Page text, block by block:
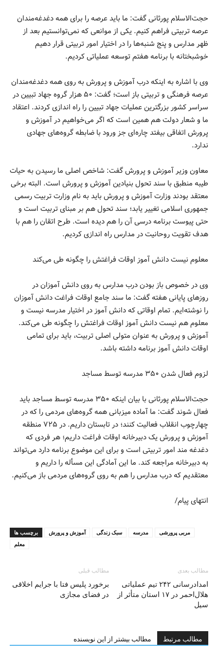
حجت‌الاسلام پورثانی گفت: ما باید عرصه را برای همه دغدغه‌مندان
عرصه تربیتی فراهم کنیم. یکی از موانعی که نمی‌توانستیم بعد از
ظهر مدارس و پنج شنبه‌ها را در اختیار امور تربیتی قرار دهیم
خوشبختانه با برنامه هفتم توسعه عملیاتی کردیم.
وی با اشاره به اینکه درب آموزش و پرورش به روی همه دغدغه‌مندان
عرصه فرهنگی و تربیتی باز است؛ گفت: ۵۰ هزار گروه جهاد تبیین در
سراسر کشور بزرگترین عملیات جهاد تبیین را راه اندازی کردند. اعتقاد
ما و شعار دولت هم همین است که اگر می‌خواهیم در آموزش و
پرورش اتفاقی بیفتد چاره‌ای جز ورود با ضابطه گروه‌های جهادی
ندارد.
معاون وزیر آموزش و پرورش گفت: شاخص اصلی ما رسیدن به حیات
طیبه منطبق با سند تحول بنیادین آموزش و پرورش است. البته برخی
معتقد بودند وزارت آموزش و پرورش باید به نام وزارت تربیت رسمی
جمهوری اسلامی تغییر یابد؛ سند تحول هم بر مبنای تربیت است و
حتی پیوست برنامه درسی آن را هم دیده است. طرح اتقان را هم با
هدف تقویت روحانیت در مدارس راه اندازی کردیم.
معلوم نیست دانش آموز اوقات فراغتش را چگونه طی می‌کند
وی در خصوص باز بودن درب مدارس به روی دانش آموزان در
روزهای پایانی هفته گفت: ما سند جامع اوقات فراغت دانش آموزان
را نوشته‌ایم. تمام اوقاتی که دانش آموز در اختیار مدرسه نیست و
معلوم هم نیست دانش آموز اوقات فراغتش را چگونه طی می‌کند.
آموزش و پرورش به عنوان متولی اصلی تربیت، باید برای تمامی
اوقات دانش آموز برنامه داشته باشد.
لزوم فعال شدن ۳۵۰ مدرسه توسط مساجد
حجت‌الاسلام پورثانی با بیان اینکه ۳۵۰ مدرسه توسط مساجد باید
فعال شوند گفت: ما آماده میزبانی همه گروه‌های مردمی را که در
چهارچوب انقلاب فعالیت کنند؛ در تابستان داریم. در ۷۲۵ منطقه
آموزش و پرورش یک دبیرخانه اوقات فراغت داریم؛ هر فردی که
دغدغه مند امور تربیتی است و برای این موضوع برنامه دارد می‌تواند
به دبیرخانه مراجعه کند. ما این آمادگی این مسأله را داریم و
معتقدیم که درب مدارس را هم به روی گروه‌های مردمی باز می‌کنیم.
انتهای پیام/
برچسب ها آموزش و پرورش سبک زندگی مدرسه
مربی پرورشی
معلم
مطالب قبلی
برخورد پلیس فتا با جرایم اخلاقی
در فضای مجازی
مطالب بعدی
امدادرسانی ۲۴۲ تیم عملیاتی
هلال‌احمر در ۱۷ استان متأثر از
سیل
مطالب مرتبط مطالب بیشتر از این نویسنده